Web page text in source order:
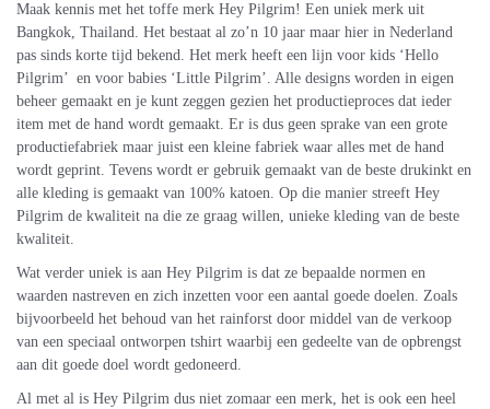
Maak kennis met het toffe merk Hey Pilgrim! Een uniek merk uit
Bangkok, Thailand. Het bestaat al zo’n 10 jaar maar hier in Nederland
pas sinds korte tijd bekend. Het merk heeft een lijn voor kids ‘Hello
Pilgrim’ en voor babies ‘Little Pilgrim’. Alle designs worden in eigen
beheer gemaakt en je kunt zeggen gezien het productieproces dat ieder
item met de hand wordt gemaakt. Er is dus geen sprake van een grote
productiefabriek maar juist een kleine fabriek waar alles met de hand
wordt geprint. Tevens wordt er gebruik gemaakt van de beste drukinkt en
alle kleding is gemaakt van 100% katoen. Op die manier streeft Hey
Pilgrim de kwaliteit na die ze graag willen, unieke kleding van de beste
kwaliteit.
Wat verder uniek is aan Hey Pilgrim is dat ze bepaalde normen en
waarden nastreven en zich inzetten voor een aantal goede doelen. Zoals
bijvoorbeeld het behoud van het rainforst door middel van de verkoop
van een speciaal ontworpen tshirt waarbij een gedeelte van de opbrengst
aan dit goede doel wordt gedoneerd.
Al met al is Hey Pilgrim dus niet zomaar een merk, het is ook een heel